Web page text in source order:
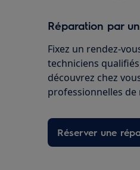
Réparation par
Fixez un rendez-
techniciens
découvrez chez
professionnelles de
Réserver une